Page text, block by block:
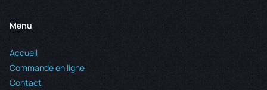
Menu
Accueil
Commande en ligne
Contact